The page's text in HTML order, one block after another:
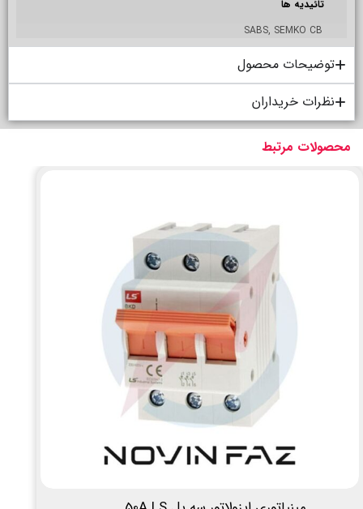
تائیدیه ها
SABS, SEMKO CB
توضیحات محصول
نظرات خریداران
محصولات مرتبط